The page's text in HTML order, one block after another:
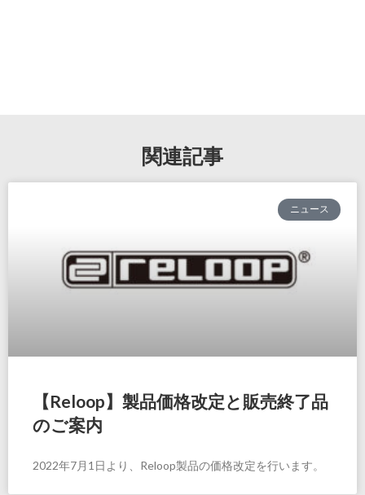
関連記事
ニュース
【Reloop】製品価格改定と販売終了品
のご案内
2022年7月1日より、Reloop製品の価格改定を行います。